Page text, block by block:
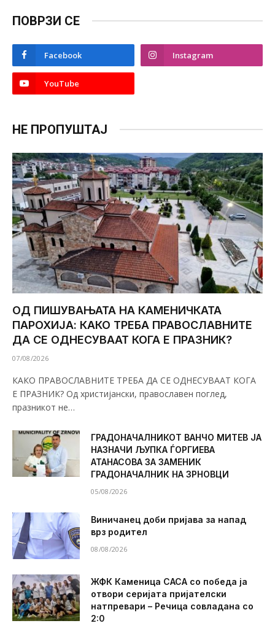
ПОВРЗИ СЕ
Facebook Instagram
YouTube
НЕ ПРОПУШТАЈ
ОД ПИШУВАЊАТА НА КАМЕНИЧКАТА
ПАРОХИЈА: КАКО ТРЕБА ПРАВОСЛАВНИТЕ
ДА СЕ ОДНЕСУВААТ КОГА Е ПРАЗНИК?
07/08/2026
КАКО ПРАВОСЛАВНИТЕ ТРЕБА ДА СЕ ОДНЕСУВААТ КОГА
Е ПРАЗНИК? Од христијански, православен поглед,
празникот не…
ГРАДОНАЧАЛНИКОТ ВАНЧО МИТЕВ ЈА
НАЗНАЧИ ЉУПКА ЃОРГИЕВА
АТАНАСОВА ЗА ЗАМЕНИК
ГРАДОНАЧАЛНИК НА ЗРНОВЦИ
05/08/2026
Виничанец доби пријава за напад
врз родител
08/08/2026
ЖФК Каменица САСА со победа ја
отвори серијата пријателски
натпревари – Речица совладана со
2:0